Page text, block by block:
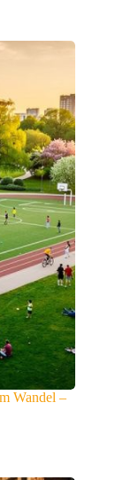
Wandel –